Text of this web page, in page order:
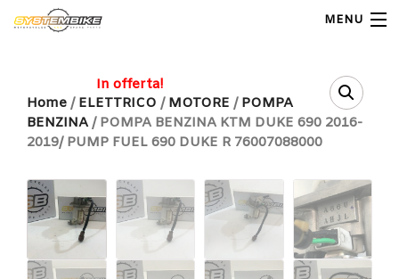
MENU
Home
Shop Ricambi
Note Generali
Home / ELETTRICO / MOTORE / POMPA
BENZINA / POMPA BENZINA KTM DUKE 690 2016-
2019/ PUMP FUEL 690 DUKE R 76007088000
In offerta!